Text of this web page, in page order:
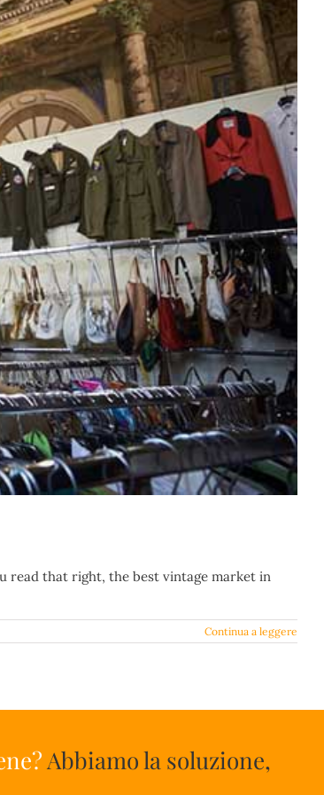
read that right, the best vintage market in
Continua a leggere
Abbiamo la soluzione,